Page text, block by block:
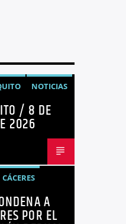
NOTICIAS
/ 8 DE
2026
NOTICIAS
A
POR EL